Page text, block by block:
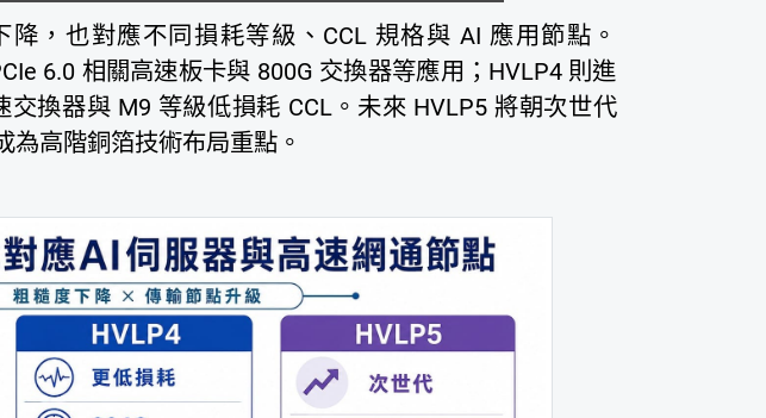
，也對應不同損耗等級、CCL 規格與 AI 應用節點。
6.0 相關高速板卡與 800G 交換器等應用；HVLP4 則進
交換器與 M9 等級低損耗 CCL。未來 HVLP5 將朝次世代
為高階銅箔技術布局重點。